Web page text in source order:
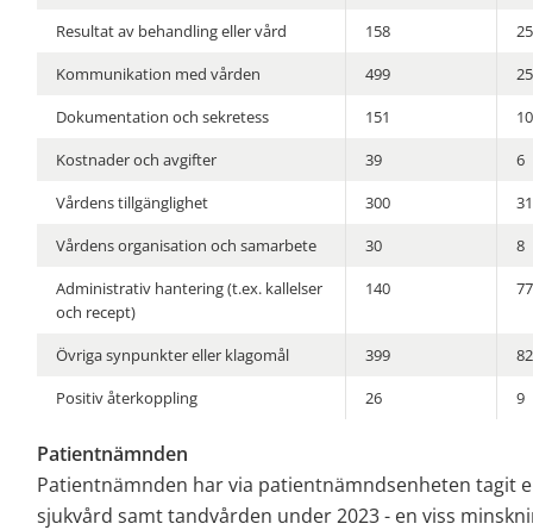
Resultat av behandling eller vård
158
25
Kommunikation med vården
499
Dokumentation och sekretess
151
Kostnader och avgifter
39
6
Vårdens tillgänglighet
300
Vårdens organisation och samarbete
30
8
Administrativ hantering (t.ex. kallelser
och recept)
140 77
Övriga synpunkter eller klagomål 399
82
Positiv återkoppling
26 9
Patientnämnden
Patientnämnden har via patientnämndsenheten tagit
sjukvård samt tandvården under 2023 - en viss